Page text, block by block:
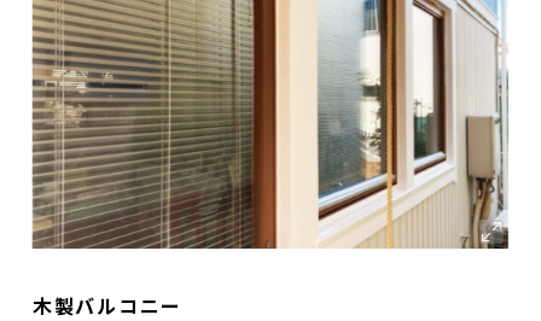
木製バルコニー